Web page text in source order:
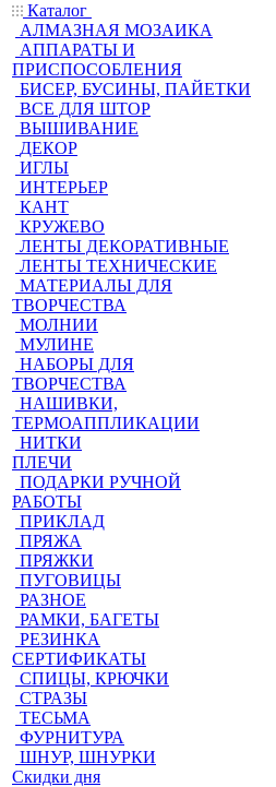
Каталог
АЛМАЗНАЯ МОЗАИКА
АППАРАТЫ И
ПРИСПОСОБЛЕНИЯ
БИСЕР, БУСИНЫ, ПАЙЕТКИ
ВСЕ ДЛЯ ШТОР
ВЫШИВАНИЕ
ДЕКОР
ИГЛЫ
ИНТЕРЬЕР
КАНТ
КРУЖЕВО
ЛЕНТЫ ДЕКОРАТИВНЫЕ
ЛЕНТЫ ТЕХНИЧЕСКИЕ
МАТЕРИАЛЫ ДЛЯ
ТВОРЧЕСТВА
МОЛНИИ
МУЛИНЕ
НАБОРЫ ДЛЯ
ТВОРЧЕСТВА
НАШИВКИ,
ТЕРМОАППЛИКАЦИИ
НИТКИ
ПЛЕЧИ
ПОДАРКИ РУЧНОЙ
РАБОТЫ
ПРИКЛАД
ПРЯЖА
ПРЯЖКИ
ПУГОВИЦЫ
РАЗНОЕ
РАМКИ, БАГЕТЫ
РЕЗИНКА
СЕРТИФИКАТЫ
СПИЦЫ, КРЮЧКИ
СТРАЗЫ
ТЕСЬМА
ФУРНИТУРА
ШНУР, ШНУРКИ
Скидки дня